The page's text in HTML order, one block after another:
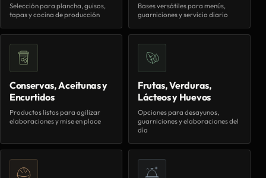
Selección para plancha, guisos,
tapas y cocina de producción
Bases versátiles para menús,
guarniciones y servicio diario
Conservas, Aceitunas y
Encurtidos
Productos listos para agilizar
elaboraciones y mise en place
Frutas, Verduras,
Lácteos y Huevos
Opciones para desayunos,
guarniciones y elaboraciones del
día